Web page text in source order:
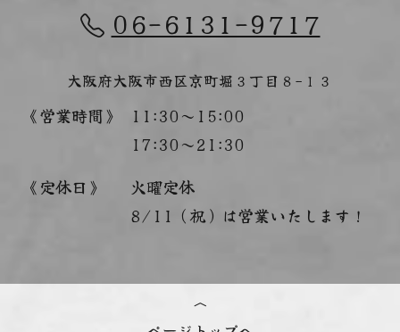
06-6131-9717
大阪府大阪市西区京町堀３丁目８−１３
《営業時間》
11:30～15:00
17:30～21:30
《定休日》
火曜定休
8/11（祝）は営業いたします！